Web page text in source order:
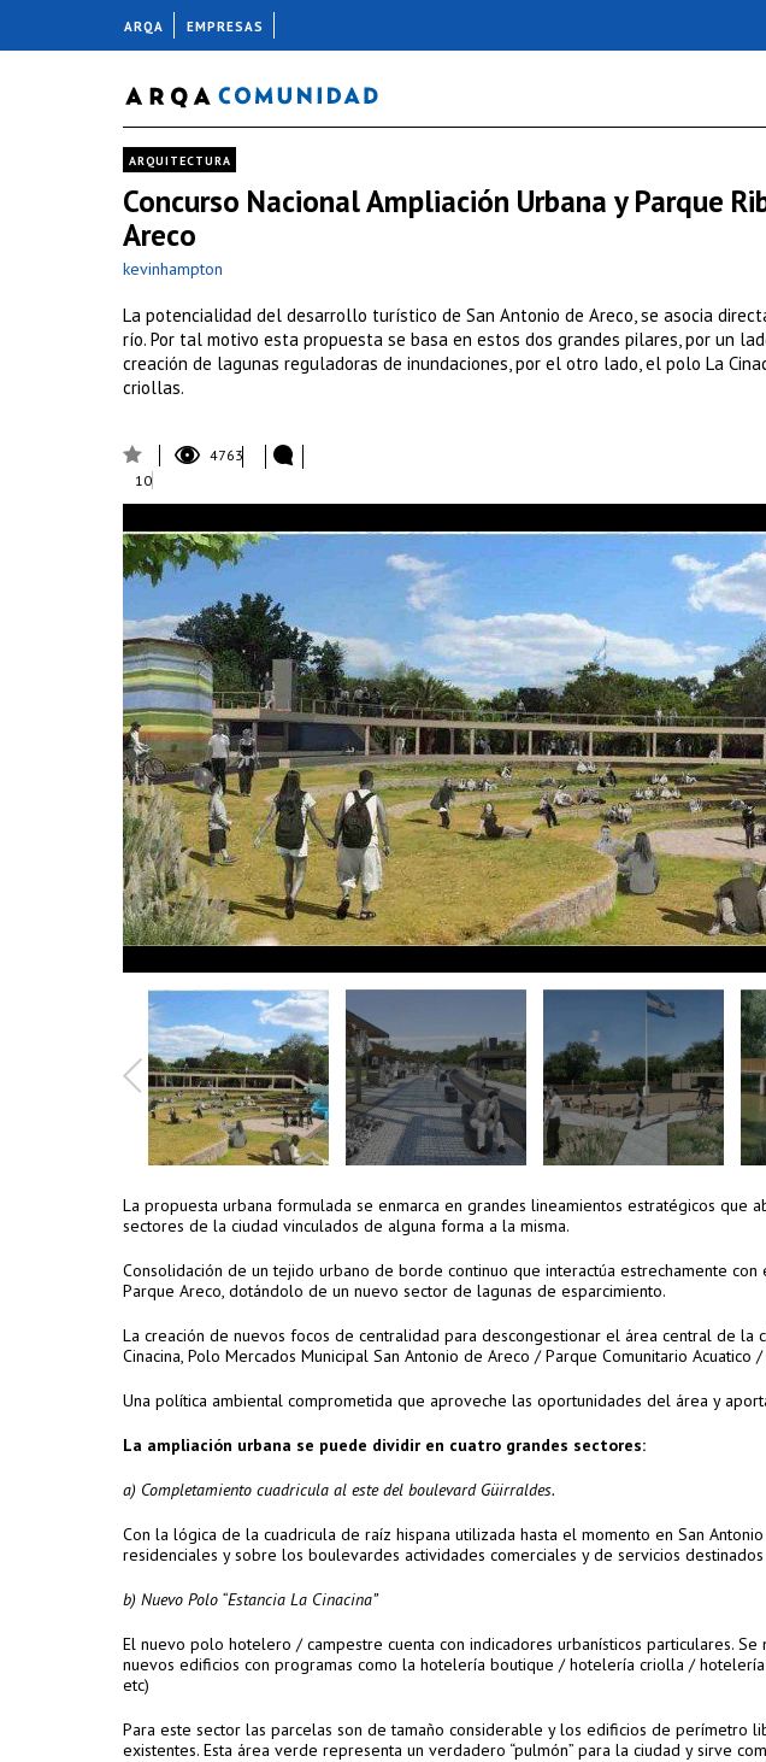
ARQUITECTURA
Concurso Nacional Ampliación Urbana y Parque
Areco
kevinhampton
La potencialidad del desarrollo turístico de San Antonio de Areco, se asocia
río. Por tal motivo esta propuesta se basa en estos dos grandes pilares, por un
creación de lagunas reguladoras de inundaciones, por el otro lado, el polo La
criollas.
4763
10
La propuesta urbana formulada se enmarca en grandes lineamientos estratégicos que
sectores de la ciudad vinculados de alguna forma a la misma.
Consolidación de un tejido urbano de borde continuo que interactúa estrechamente
Parque Areco, dotándolo de un nuevo sector de lagunas de esparcimiento.
La creación de nuevos focos de centralidad para descongestionar el área central de la
Cinacina, Polo Mercados Municipal San Antonio de Areco / Parque Comunitario Acuatico
Una política ambiental comprometida que aproveche las oportunidades del área y
La ampliación urbana se puede dividir en cuatro grandes sectores:
a) Completamiento cuadricula al este del boulevard Güirraldes.
Con la lógica de la cuadricula de raíz hispana utilizada hasta el momento en San
residenciales y sobre los boulevardes actividades comerciales y de servicios
b) Nuevo Polo “Estancia La Cinacina”
El nuevo polo hotelero / campestre cuenta con indicadores urbanísticos particulares.
nuevos edificios con programas como la hotelería boutique / hotelería criolla /
etc)
Para este sector las parcelas son de tamaño considerable y los edificios de perímetro
existentes. Esta área verde representa un verdadero “pulmón” para la ciudad y sirve
ARQA EMPRESAS